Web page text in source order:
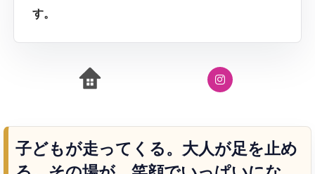
す。
子どもが走ってくる。大人が足を止め